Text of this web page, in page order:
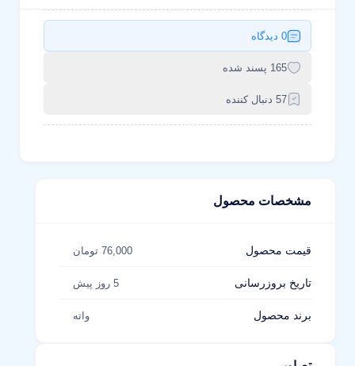
0 دیدگاه
165 پسند شده
57 دنبال کننده
مشخصات محصول
قیمت محصول 76,000 تومان
تاریخ بروزرسانی 5 روز پیش
برند محصول واته